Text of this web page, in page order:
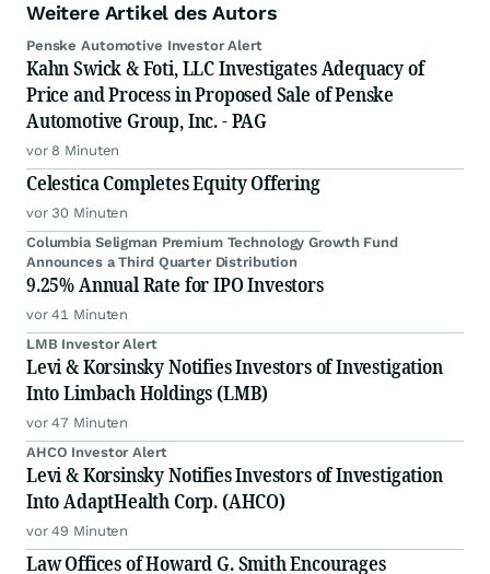
Weitere Artikel des Autors
Penske Automotive Investor Alert
Kahn Swick & Foti, LLC Investigates Adequacy of
Price and Process in Proposed Sale of Penske
Automotive Group, Inc. - PAG
vor 8 Minuten
Celestica Completes Equity Offering
vor 30 Minuten
Columbia Seligman Premium Technology Growth Fund
Announces a Third Quarter Distribution
9.25% Annual Rate for IPO Investors
vor 41 Minuten
LMB Investor Alert
Levi & Korsinsky Notifies Investors of Investigation
Into Limbach Holdings (LMB)
vor 47 Minuten
AHCO Investor Alert
Levi & Korsinsky Notifies Investors of Investigation
Into AdaptHealth Corp. (AHCO)
vor 49 Minuten
Law Offices of Howard G. Smith Encourages